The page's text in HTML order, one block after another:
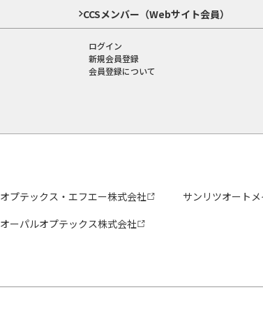
CCSメンバー（Webサイト会員）
ログイン
新規会員登録
会員登録について
オプテックス・エフエー株式会社
サンリツオート
オーパルオプテックス株式会社